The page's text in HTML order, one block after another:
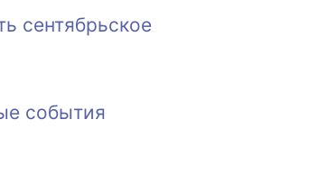
сентябрьское
события